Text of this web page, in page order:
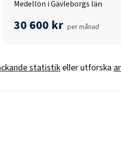
Medellön i Gävleborgs län
30 600 kr per månad
statistik eller utforska